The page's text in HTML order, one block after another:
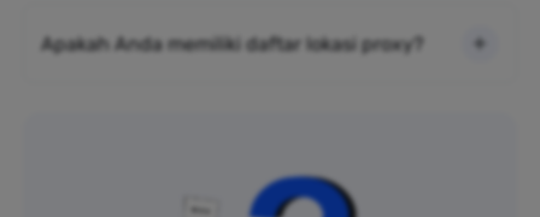
Apakah Anda memiliki daftar lokasi proxy?